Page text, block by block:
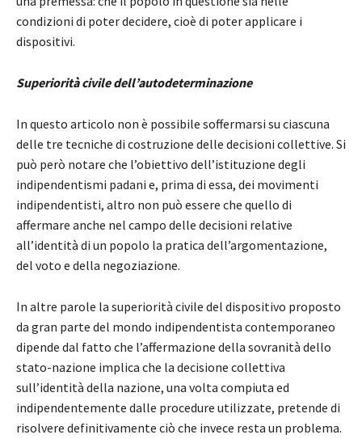
condizioni di poter decidere, cioè di poter applicare i
dispositivi.
Superiorità civile dell’autodeterminazione
In questo articolo non è possibile soffermarsi su ciascuna
delle tre tecniche di costruzione delle decisioni collettive. Si
può però notare che l’obiettivo dell’istituzione degli
indipendentismi padani e, prima di essa, dei movimenti
indipendentisti, altro non può essere che quello di
affermare anche nel campo delle decisioni relative
all’identità di un popolo la pratica dell’argomentazione,
del voto e della negoziazione.
In altre parole la superiorità civile del dispositivo proposto
da gran parte del mondo indipendentista contemporaneo
dipende dal fatto che l’affermazione della sovranità dello
stato-nazione implica che la decisione collettiva
sull’identità della nazione, una volta compiuta ed
indipendentemente dalle procedure utilizzate, pretende di
risolvere definitivamente ciò che invece resta un problema.